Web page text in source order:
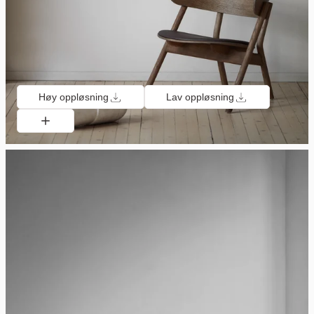
Høy oppløsning Lav oppløsning